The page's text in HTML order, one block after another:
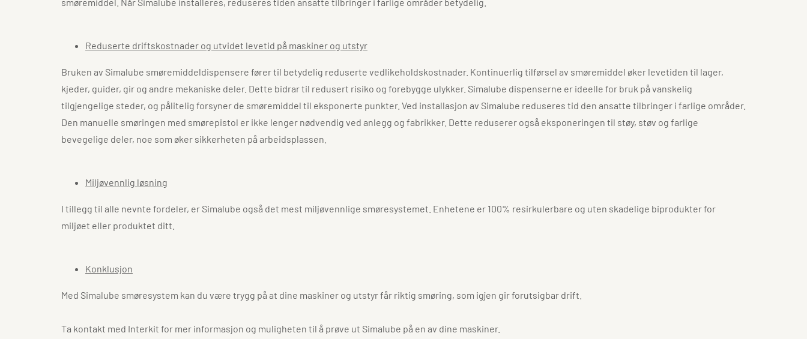
Reduserte driftskostnader og utvidet levetid på maskiner og utstyr
Bruken av Simalube smøremiddeldispensere fører til betydelig reduserte vedlikeholdskostnader. Kontinuerlig tilførsel av smøremiddel øker levetiden til lager,
kjeder, guider, gir og andre mekaniske deler. Dette bidrar til redusert risiko og forebygge ulykker. Simalube dispenserne er ideelle for bruk på vanskelig
tilgjengelige steder, og pålitelig forsyner de smøremiddel til eksponerte punkter. Ved installasjon av Simalube reduseres tid den ansatte tilbringer i farlige områder.
Den manuelle smøringen med smørepistol er ikke lenger nødvendig ved anlegg og fabrikker. Dette reduserer også eksponeringen til støy, støv og farlige
bevegelige deler, noe som øker sikkerheten på arbeidsplassen.
Miljøvennlig løsning
I tillegg til alle nevnte fordeler, er Simalube også det mest miljøvennlige smøresystemet. Enhetene er 100% resirkulerbare og uten skadelige biprodukter for
miljøet eller produktet ditt.
Konklusjon
Med Simalube smøresystem kan du være trygg på at dine maskiner og utstyr får riktig smøring, som igjen gir forutsigbar drift.
Ta kontakt med Interkit for mer informasjon og muligheten til å prøve ut Simalube på en av dine maskiner.